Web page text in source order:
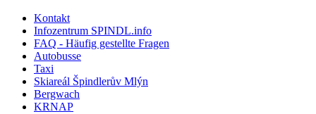
Kontakt
Infozentrum SPINDL.info
FAQ - Häufig gestellte Fragen
Autobusse
Taxi
Skiareál Špindlerův Mlýn
Bergwach
KRNAP